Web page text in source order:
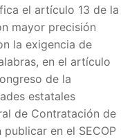
el artículo 13 de la
mayor precisión
la exigencia de
en el artículo
de la
estatales
de Contratación de
en el SECOP